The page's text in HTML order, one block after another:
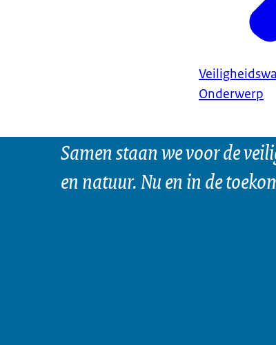
Onderwerp
Samen staan we voor de
en natuur. Nu en in de